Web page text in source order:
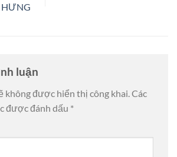
luận
không được hiển thị công khai.Các
được đánh dấu *